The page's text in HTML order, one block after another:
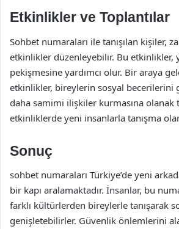
Etkinlikler ve Toplantılar
Sohbet numaraları ile tanışılan kişiler,
etkinlikler düzenleyebilir. Bu etkinlikler,
pekişmesine yardımcı olur. Bir araya
etkinlikler, bireylerin sosyal becerilerini
daha samimi ilişkiler kurmasına olanak
etkinliklerde yeni insanlarla tanışma
Sonuç
sohbet numaraları Türkiye’de yeni
bir kapı aralamaktadır. İnsanlar, bu
farklı kültürlerden bireylerle tanışarak
genişletebilirler. Güvenlik önlemlerini